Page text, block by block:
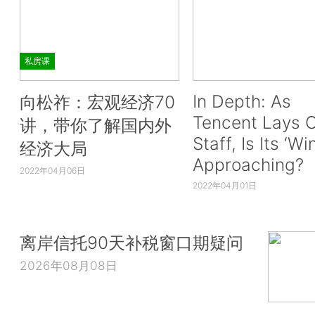
私房课
向松祚：宏观经济70
讲，带你了解国内外
经济大局
2022年04月06日
In Depth: As
Tencent Lays
Staff, Is Its
Approaching?
2022年04月01日
离岸信托90天补税窗口期疑问
2026年08月08日